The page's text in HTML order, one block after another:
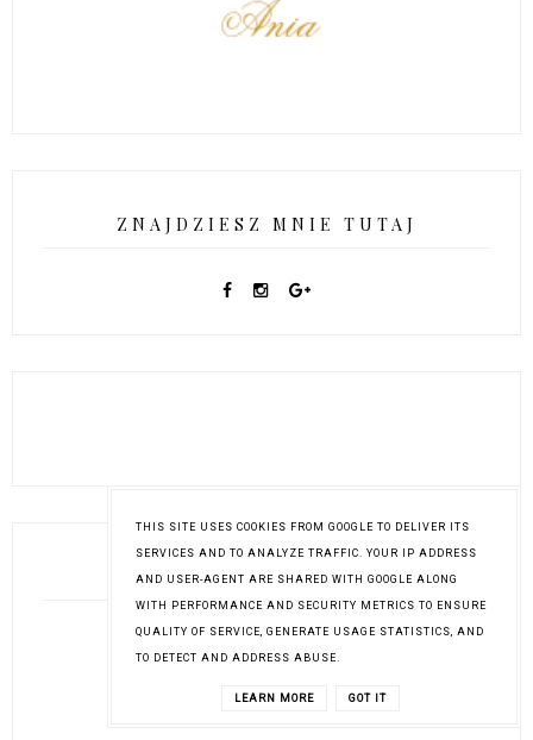
ZNAJDZIESZ MNIE TUTAJ
OBSERWUJĄ
THIS SITE USES COOKIES FROM GOOGLE TO DELIVER ITS
SERVICES AND TO ANALYZE TRAFFIC. YOUR IP ADDRESS
AND USER-AGENT ARE SHARED WITH GOOGLE ALONG
WITH PERFORMANCE AND SECURITY METRICS TO ENSURE
QUALITY OF SERVICE, GENERATE USAGE STATISTICS, AND
TO DETECT AND ADDRESS ABUSE.
LEARN MORE GOT IT